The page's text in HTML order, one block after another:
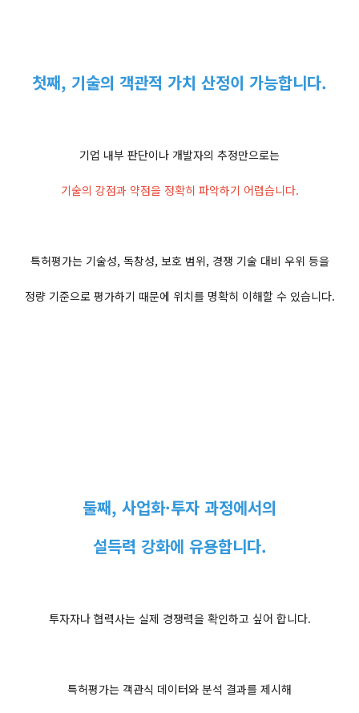
첫째, 기술의 객관적 가치 산정이 가능합니다.
기업 내부 판단이나 개발자의 추정만으로는
기술의 강점과 약점을 정확히 파악하기 어렵습니다.
특허평가는 기술성, 독창성, 보호 범위, 경쟁 기술 대비 우위 등을
정량 기준으로 평가하기 때문에 위치를 명확히 이해할 수 있습니다.
둘째, 사업화·투자 과정에서의
설득력 강화에 유용합니다.
투자자나 협력사는 실제 경쟁력을 확인하고 싶어 합니다.
특허평가는 객관식 데이터와 분석 결과를 제시해